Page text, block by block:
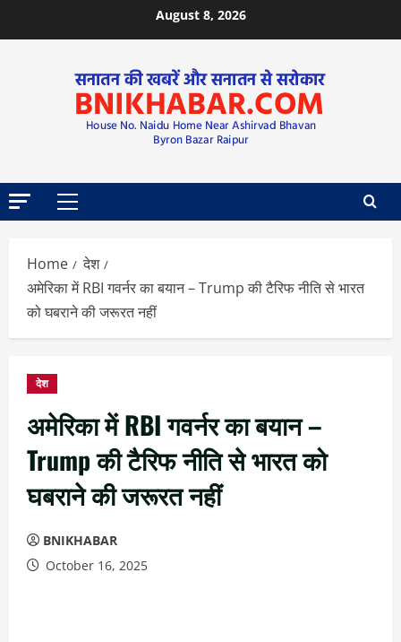
August 8, 2026
Home
देश
अमेरिका में RBI गवर्नर का बयान – Trump की टैरिफ नीति से भारत
को घबराने की जरूरत नहीं
देश
अमेरिका में RBI गवर्नर का बयान –
Trump की टैरिफ नीति से भारत को
घबराने की जरूरत नहीं
BNIKHABAR
October 16, 2025